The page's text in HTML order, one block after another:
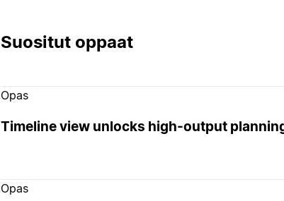
Suositut oppaat
Opas
Timeline view unlocks high-output
Opas